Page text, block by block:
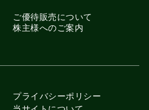
ご優待販売について
株主様へのご案内
プライバシーポリシー